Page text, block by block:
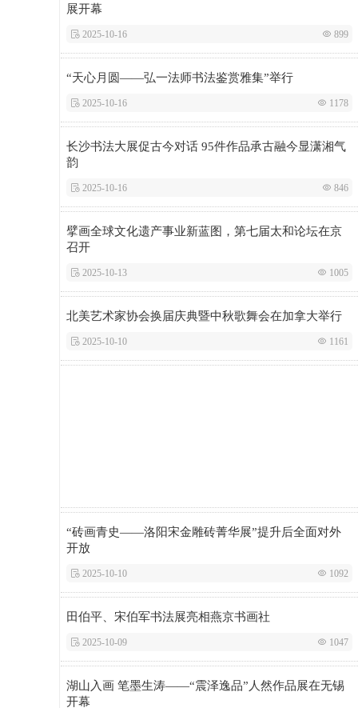
展开幕
 2025-10-16  899
“天心月圆——弘一法师书法鉴赏雅集”举行
 2025-10-16  1178
长沙书法大展促古今对话 95件作品承古融今显潇湘气
韵
 2025-10-16  846
擘画全球文化遗产事业新蓝图，第七届太和论坛在京
召开
 2025-10-13  1005
北美艺术家协会换届庆典暨中秋歌舞会在加拿大举行
 2025-10-10  1161
“砖画青史——洛阳宋金雕砖菁华展”提升后全面对外
开放
 2025-10-10  1092
田伯平、宋伯军书法展亮相燕京书画社
 2025-10-09  1047
湖山入画 笔墨生涛——“震泽逸品”人然作品展在无锡
开幕